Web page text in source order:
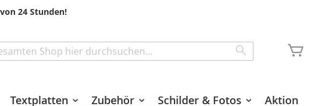
24 Stunden!
Textplatten Zubehör Schilder & Fotos Aktion